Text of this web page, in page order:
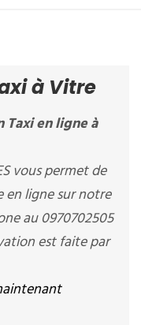
à Vitre
Taxi en ligne à
vous permet de
en ligne sur notre
au 0970702505
est faite par